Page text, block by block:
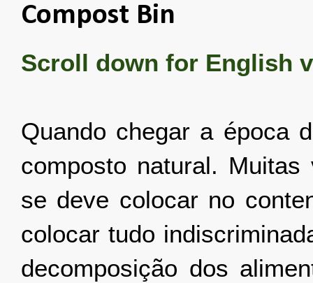
Compost Bin
Scroll down for English
Quando chegar a época
composto natural.
se deve colocar no
colocar tudo
decomposição dos